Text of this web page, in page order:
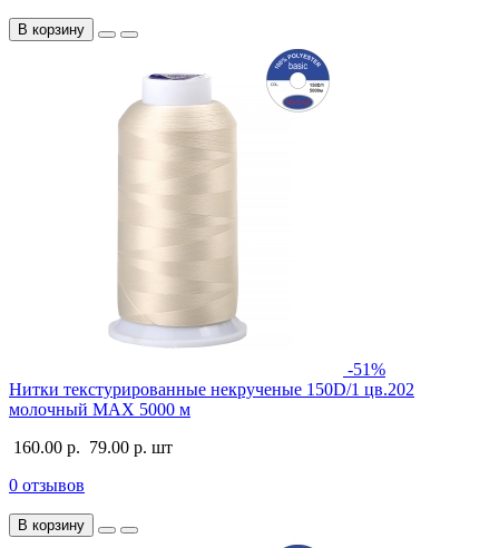
В корзину
-51%
Нитки текстурированные некрученые 150D/1 цв.202
молочный MAX 5000 м
160.00 р. 79.00 р. шт
0 отзывов
В корзину